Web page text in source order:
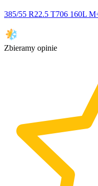
385/55 R22.5 T706 160L
Zbieramy opinie